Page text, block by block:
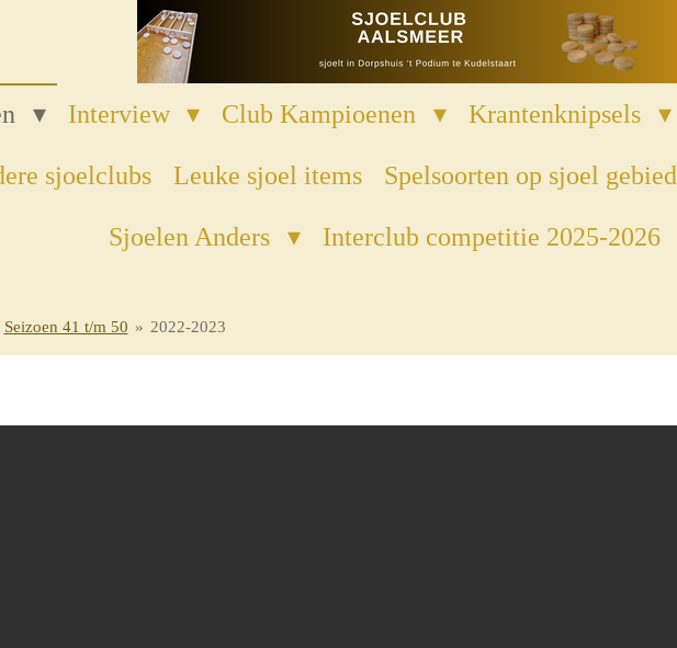
Interview Club Kampioenen Krantenknipsels
sjoelclubs Leuke sjoel items Spelsoorten op sjoel gebied
Sjoelen Anders Interclub competitie 2025-2026
Seizoen 41 t/m 50 » 2022-2023